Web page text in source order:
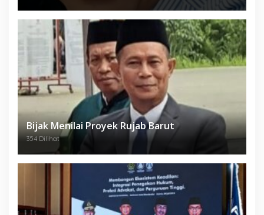
Bijak Menilai Proyek Rujab Barut
354 Dilihat